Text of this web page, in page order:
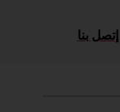
إتصل بنا